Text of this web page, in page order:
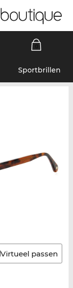
Sportbrillen
Virtueel passen